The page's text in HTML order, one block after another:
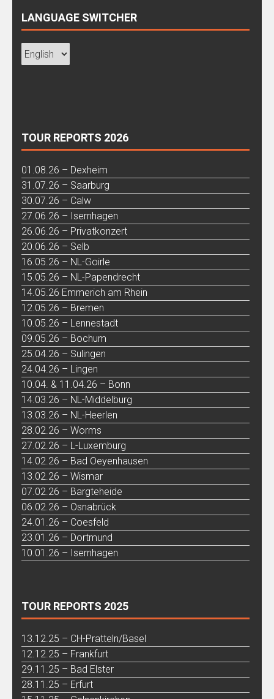
LANGUAGE SWITCHER
TOUR REPORTS 2026
01.08.26 – Dexheim
31.07.26 – Saarburg
30.07.26 – Calw
27.06.26 – Isernhagen
26.06.26 – Privatkonzert
20.06.26 – Selb
16.05.26 – NL-Goirle
15.05.26 – NL-Papendrecht
14.05.26 Emmerich am Rhein
12.05.26 – Bremen
10.05.26 – Lennestadt
09.05.26 – Bochum
25.04.26 – Sulingen
24.04.26 – Lingen
10.04. & 11.04.26 – Bonn
14.03.26 – NL-Middelburg
13.03.26 – NL-Heerlen
28.02.26 – Worms
27.02.26 – L-Luxemburg
14.02.26 – Bad Oeyenhausen
13.02.26 – Wismar
07.02.26 – Bargteheide
06.02.26 – Osnabrück
24.01.26 – Coesfeld
23.01.26 – Dortmund
10.01.26 – Isernhagen
TOUR REPORTS 2025
13.12.25 – CH-Pratteln/Basel
12.12.25 – Frankfurt
29.11.25 – Bad Elster
28.11.25 – Erfurt